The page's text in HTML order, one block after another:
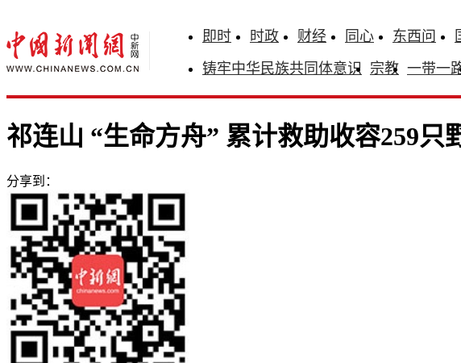
即时 时政 财经 同心 东西问
铸牢中华民族共同体意识 宗教 一带一
祁连山 “生命方舟” 累计救助收容259只
分享到：